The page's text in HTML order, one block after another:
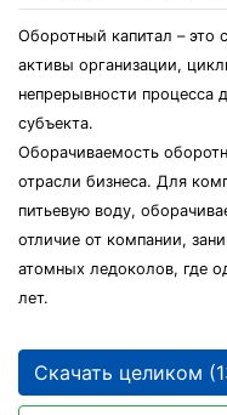
Оборотный капитал – это
активы организации,
непрерывности процесса
субъекта.
Оборачиваемость
отрасли бизнеса. Для
питьевую воду,
отличие от компании,
атомных ледоколов, где
лет.
Скачать целиком